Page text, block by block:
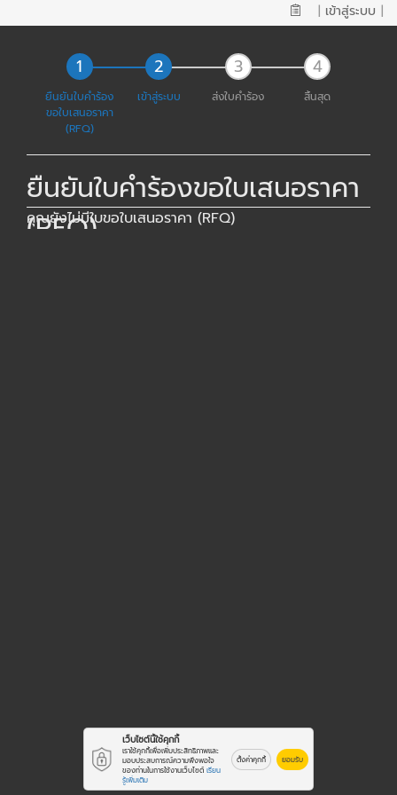
| เข้าสู่ระบบ |
ยืนยันใบคำร้อง
ขอใบเสนอราคา
(RFQ)
เข้าสู่ระบบ ส่งใบคำร้อง สิ้นสุด
ยืนยันใบคำร้องขอใบเสนอราคา
(RFQ)
คุณยังไม่มีใบขอใบเสนอราคา (RFQ)
เว็บไซต์นี้ใช้คุกกี้
เราใช้คุกกี้เพื่อเพิ่มประสิทธิภาพและ
มอบประสบการณ์ความพึงพอใจ
ของท่านในการใช้งานเว็บไซต์ เรียน
รู้เพิ่มเติม
ตั้งค่าคุกกี้ ยอมรับ